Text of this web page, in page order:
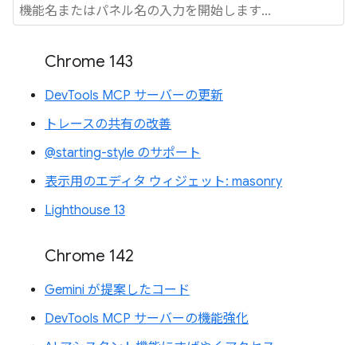
Chrome 143
DevTools MCP サーバーの更新
トレースの共有の改善
@starting-style のサポート
表示用のエディタ ウィジェット: masonry
Lighthouse 13
Chrome 142
Gemini が提案したコード
DevTools MCP サーバーの機能強化